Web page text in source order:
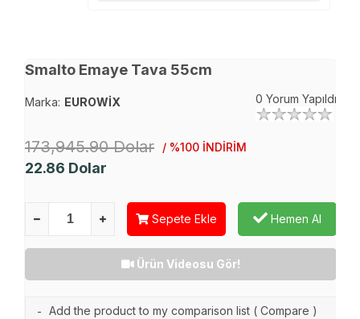
Smalto Emaye Tava 55cm
Marka: EUROWİX 0 Yorum Yapıldı
173,945.90 Dolar / %100 İNDİRİM
22.86 Dolar
Sepete Ekle Hemen Al
Ürün Videosu Gör!
- Add the product to my comparison list ( Compare )